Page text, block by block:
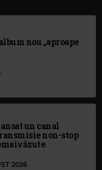
nou „aproape
un canal
non-stop
2026